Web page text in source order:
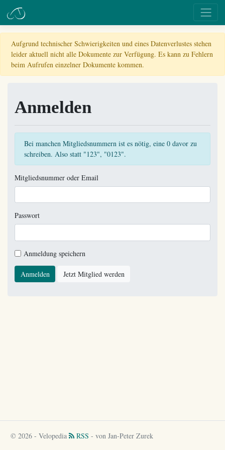
Aufgrund technischer Schwierigkeiten und eines Datenverlustes stehen
leider aktuell nicht alle Dokumente zur Verfügung. Es kann zu Fehlern
beim Aufrufen einzelner Dokumente kommen.
Anmelden
Bei manchen Mitgliedsnummern ist es nötig, eine 0 davor zu
schreiben. Also statt "123", "0123".
Mitgliedsnummer oder Email
Passwort
Anmeldung speichern
Anmelden Jetzt Mitglied werden
© 2026 - Velopedia RSS - von Jan-Peter Zurek